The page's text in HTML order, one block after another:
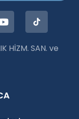
HİZM. SAN. ve